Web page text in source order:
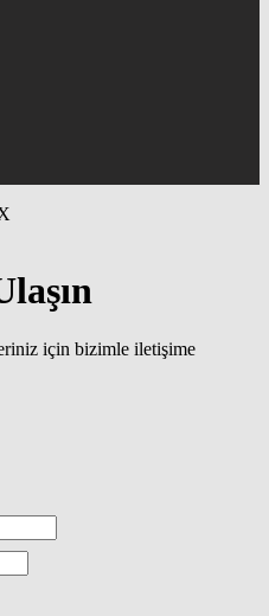
için bizimle iletişime